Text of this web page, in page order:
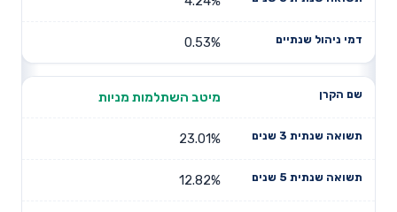
0.53%
מיטב השתלמות מניות
23.01%
12.82%